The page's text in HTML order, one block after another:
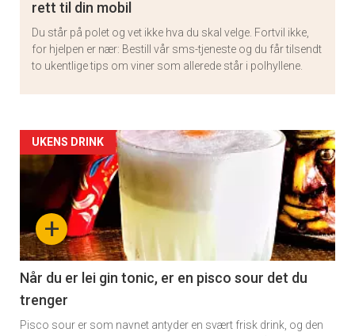
rett til din mobil
Du står på polet og vet ikke hva du skal velge. Fortvil ikke,
for hjelpen er nær: Bestill vår sms-tjeneste og du får tilsendt
to ukentlige tips om viner som allerede står i polhyllene.
Artikler
detail
section
11
+
UKENS DRINK
Når du er lei gin tonic, er en pisco sour det du
trenger
Pisco sour er som navnet antyder en svært frisk drink, og den